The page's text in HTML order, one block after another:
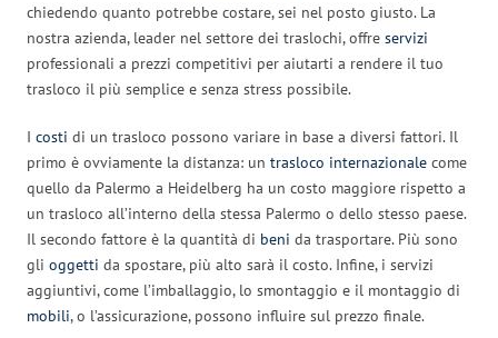
chiedendo quanto potrebbe costare, sei nel posto giusto. La
nostra azienda, leader nel settore dei traslochi, offre servizi
professionali a prezzi competitivi per aiutarti a rendere il tuo
trasloco il più semplice e senza stress possibile.
I costi di un trasloco possono variare in base a diversi fattori. Il
primo è ovviamente la distanza: un trasloco internazionale come
quello da Palermo a Heidelberg ha un costo maggiore rispetto a
un trasloco all’interno della stessa Palermo o dello stesso paese.
Il secondo fattore è la quantità di beni da trasportare. Più sono
gli oggetti da spostare, più alto sarà il costo. Infine, i servizi
aggiuntivi, come l’imballaggio, lo smontaggio e il montaggio di
mobili, o l’assicurazione, possono influire sul prezzo finale.